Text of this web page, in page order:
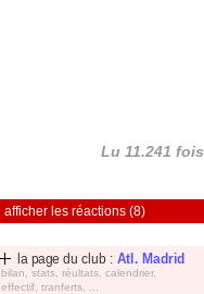
Lu 11.241 fois
afficher les réactions (8)
la page du club : Atl. Madrid
bilan, stats, réultats, calendrier,
effectif, tranferts, ...